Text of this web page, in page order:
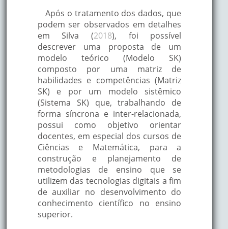
Após o tratamento dos dados, que
podem ser observados em detalhes
em Silva (2018), foi possível
descrever uma proposta de um
modelo teórico (Modelo SK)
composto por uma matriz de
habilidades e competências (Matriz
SK) e por um modelo sistêmico
(Sistema SK) que, trabalhando de
forma síncrona e inter-relacionada,
possui como objetivo orientar
docentes, em especial dos cursos de
Ciências e Matemática, para a
construção e planejamento de
metodologias de ensino que se
utilizem das tecnologias digitais a fim
de auxiliar no desenvolvimento do
conhecimento científico no ensino
superior.